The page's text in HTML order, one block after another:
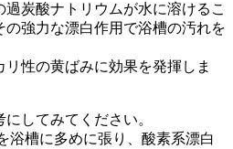
炭酸ナトリウムが水に溶けるこ
の強力な漂白作用で浴槽の汚れを
性の黄ばみに効果を発揮しま
してみてください。
浴槽に多めに張り、酸素系漂白